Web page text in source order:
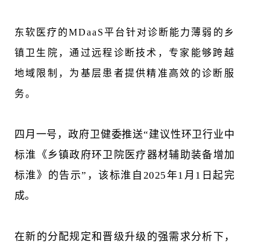
东软医疗的MDaaS平台针对诊断能力薄弱的乡
镇卫生院，通过远程诊断技术，专家能够跨越
地域限制，为基层患者提供精准高效的诊断服
务。
四月一号，政府卫健委推送“建议性环卫行业中
标淮《乡镇政府环卫院医疗器材辅助装备增加
标淮》的告示”，该标淮自2025年1月1日起完
成。
在新的分配规定和晋级升级的强需求分析下，